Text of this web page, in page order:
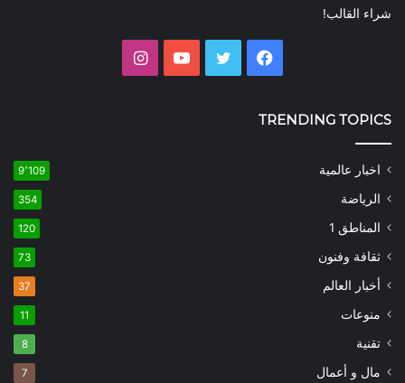
شراء القالب!
فيسبوك تويتر يوتيوب
TRENDING TOPICS
اخبار عالمية 9٬109
الرياضة 354
المناطق 1 120
ثقافة وفنون 73
أخبار العالم 37
منوعات 11
تقنية 8
مال و أعمال 7